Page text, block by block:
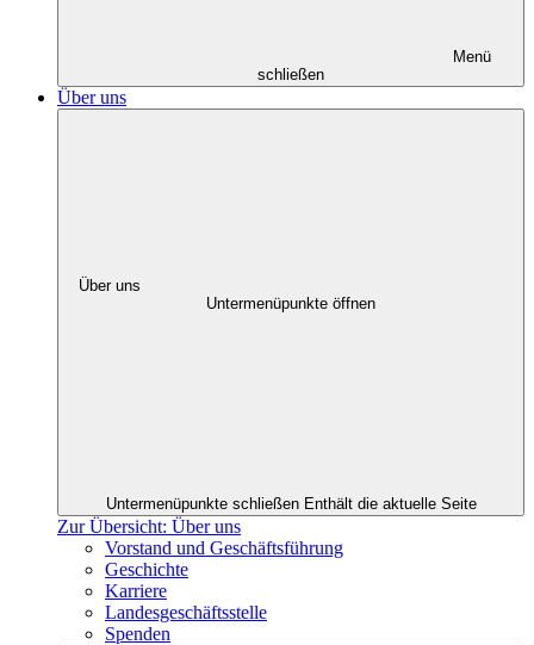
Menü
schließen
Über uns
Über uns
Untermenüpunkte öffnen
Untermenüpunkte schließen Enthält die aktuelle Seite
Zur Übersicht: Über uns
Vorstand und Geschäftsführung
Geschichte
Karriere
Landesgeschäftsstelle
Spenden